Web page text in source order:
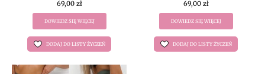
69,00 zł
DOWIEDZ SIĘ WIĘCEJ
DODAJ DO LISTY ŻYCZEŃ
69,00 zł
DOWIEDZ SIĘ WIĘCEJ
DODAJ DO LISTY ŻYCZEŃ